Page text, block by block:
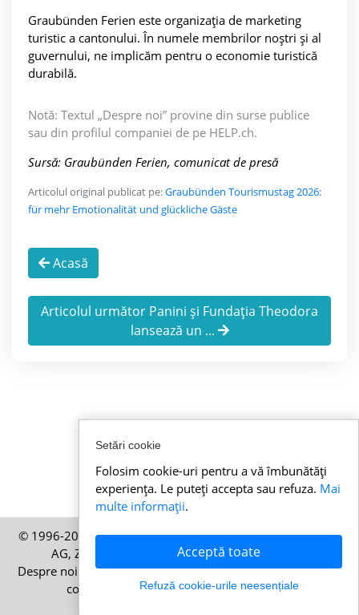
Graubünden Ferien este organizația de marketing
turistic a cantonului. În numele membrilor noștri și al
guvernului, ne implicăm pentru o economie turistică
durabilă.
Notă: Textul „Despre noi” provine din surse publice
sau din profilul companiei de pe HELP.ch.
Sursă: Graubünden Ferien, comunicat de presă
Articolul original publicat pe:Graubünden Tourismustag 2026:
für mehr Emotionalität und glückliche Gäste
Acasă
Articolul următor Panini și Fundația Theodora
lansează un ...
© 1996-2026 Stirielvetiene.ro – O publicație a HELP Media
AG, Zürich, Elveția – Toate drepturile rezervate
Despre noi
Imprint|Termeni și condiții|Politica privind
cookie-urile
|Politica de confidențialitate
Setări cookie
Folosim cookie-uri pentru a vă îmbunătăți
experiența. Le puteți accepta sau refuza. Mai
multe informații.
Acceptă toate
Refuză cookie-urile neesențiale